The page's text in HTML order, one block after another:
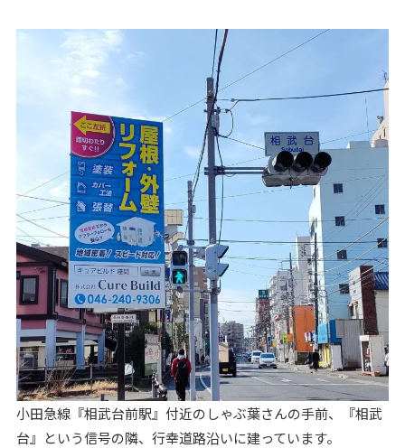
小田急線『相武台前駅』付近のしゃぶ葉さんの手前、『相武
台』という信号の隣、行幸道路沿いに建っています。